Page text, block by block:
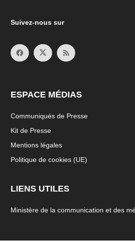
Suivez-nous sur
ESPACE MÉDIAS
Communiqués de Presse
Kit de Presse
Mentions légales
Politique de cookies (UE)
LIENS UTILES
Ministère de la communication et des